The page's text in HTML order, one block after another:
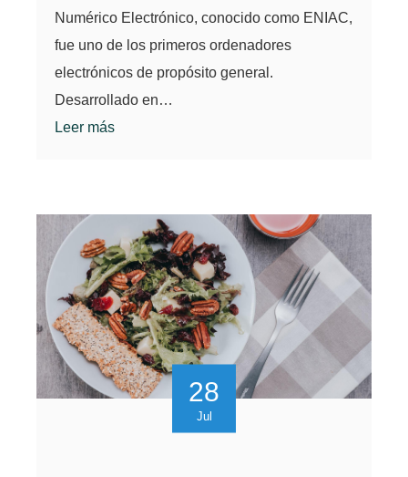
Numérico Electrónico, conocido como ENIAC,
fue uno de los primeros ordenadores
electrónicos de propósito general.
Desarrollado en…
Leer más
28
Jul